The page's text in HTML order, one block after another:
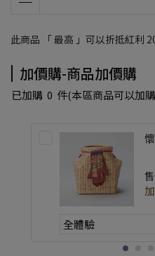
此商品 「 最高 」可以折抵紅利
加價購-商品加價購
已加購 0 件(本區商品可以加購